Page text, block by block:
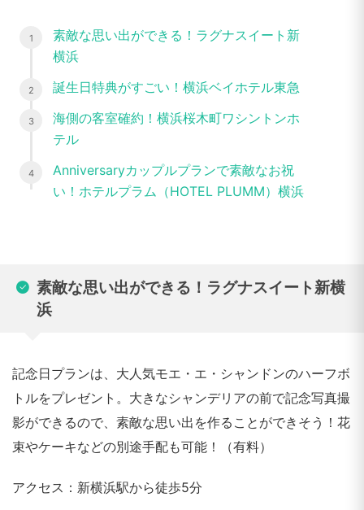
素敵な思い出ができる！ラグナスイート新
横浜
誕生日特典がすごい！横浜ベイホテル東急
海側の客室確約！横浜桜木町ワシントンホ
テル
Anniversaryカップルプランで素敵なお祝
い！ホテルプラム（HOTEL PLUMM）横浜
素敵な思い出ができる！ラグナスイート新横
浜
記念日プランは、大人気モエ・エ・シャンドンのハーフボ
トルをプレゼント。大きなシャンデリアの前で記念写真撮
影ができるので、素敵な思い出を作ることができそう！花
束やケーキなどの別途手配も可能！（有料）
アクセス：新横浜駅から徒歩5分